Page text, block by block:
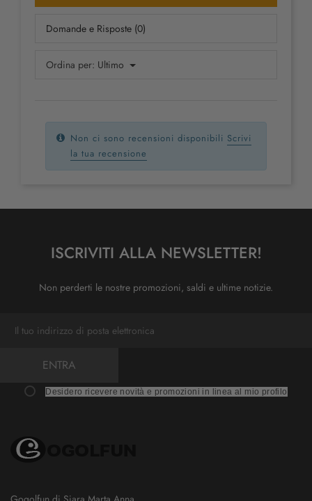
Domande e Risposte (0)
Ordina per: Ultimo
Non ci sono recensioni disponibili Scrivi
la tua recensione
ISCRIVITI ALLA NEWSLETTER!
Non perderti le nostre promozioni, saldi e ultime notizie.
ENTRA
Desidero ricevere novità e promozioni in linea al mio profilo